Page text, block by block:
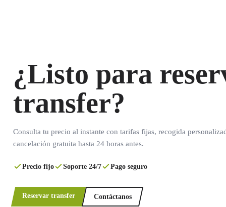
¿Listo para
transfer?
Consulta tu precio al instante con tarifas fijas, recogida
cancelación gratuita hasta 24 horas antes.
Precio fijo Soporte 24/7 Pago seguro
Reservar transfer Contáctanos